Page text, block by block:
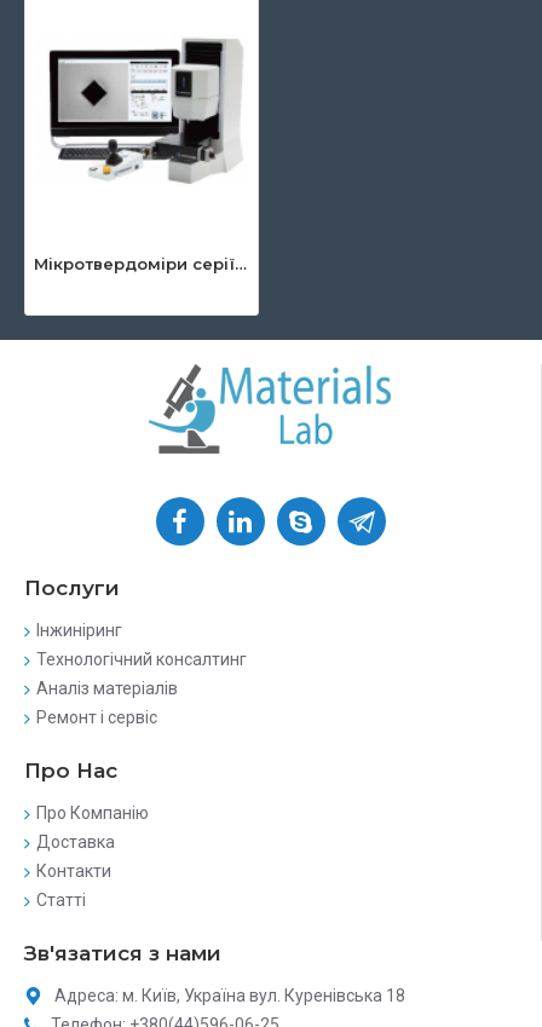
Мікротвердоміри серії Via (вимірювання за Віккерсом)
Послуги
Інжиніринг
Технологічний консалтинг
Аналіз матеріалів
Ремонт і сервіс
Про Нас
Про Компанію
Доставка
Контакти
Статті
Зв'язатися з нами
Адреса: м. Київ, Україна вул. Куренівська 18